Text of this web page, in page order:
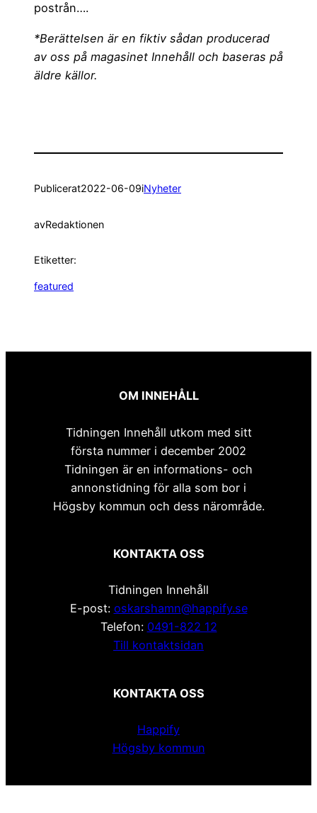
postrån….
*Berättelsen är en fiktiv sådan producerad
av oss på magasinet Innehåll och baseras på
äldre källor.
Publicerat2022-06-09iNyheter
avRedaktionen
Etiketter:
featured
OM INNEHÅLL
Tidningen Innehåll utkom med sitt
första nummer i december 2002
Tidningen är en informations- och
annonstidning för alla som bor i
Högsby kommun och dess närområde.
KONTAKTA OSS
Tidningen Innehåll
E-post: oskarshamn@happify.se
Telefon: 0491-822 12
Till kontaktsidan
KONTAKTA OSS
Happify
Högsby kommun